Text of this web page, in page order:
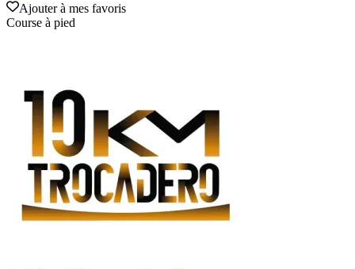
Ajouter à mes favoris
Course à pied